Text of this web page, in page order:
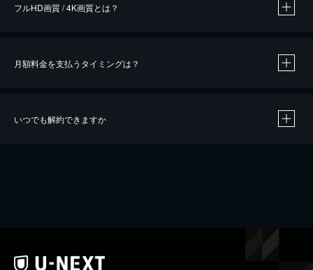
※40％ポイント還元の対象は、クレジットカード決済による作品の購入 / レンタルです。
フルHD画質 / 4K画質とは？
月額料金を支払うタイミングは？
いつでも解約できますか